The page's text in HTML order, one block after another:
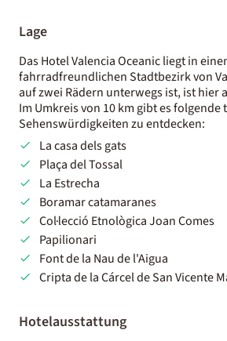
Lage
Das Hotel Valencia Oceanic liegt in
fahrradfreundlichen Stadtbezirk von
auf zwei Rädern unterwegs ist, ist hier
Im Umkreis von 10 km gibt es
Sehenswürdigkeiten zu entdecken:
La casa dels gats
Plaça del Tossal
La Estrecha
Boramar catamaranes
Col·lecció Etnològica Joan Comes
Papilionari
Font de la Nau de l'Aigua
Cripta de la Cárcel de San Vicente
Hotelausstattung